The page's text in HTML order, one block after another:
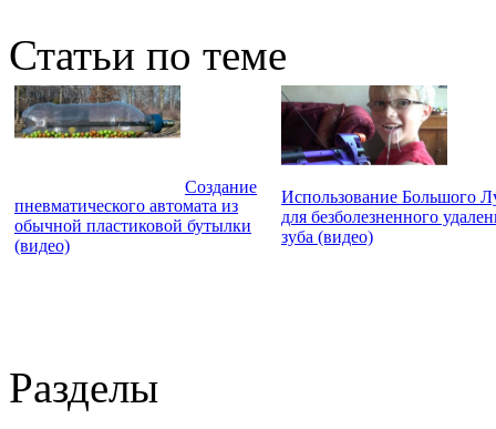
Статьи по теме
Создание
пневматического автомата из
обычной пластиковой бутылки
(видео)
Использование Большого
для безболезненного
зуба (видео)
Разделы